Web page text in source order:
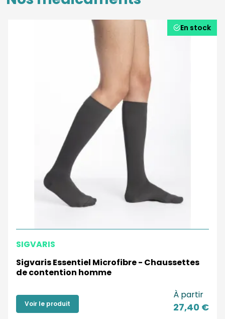
En stock
SIGVARIS
Sigvaris Essentiel Microfibre - Chaussettes
de contention homme
Voir le produit
À partir
27,40 €